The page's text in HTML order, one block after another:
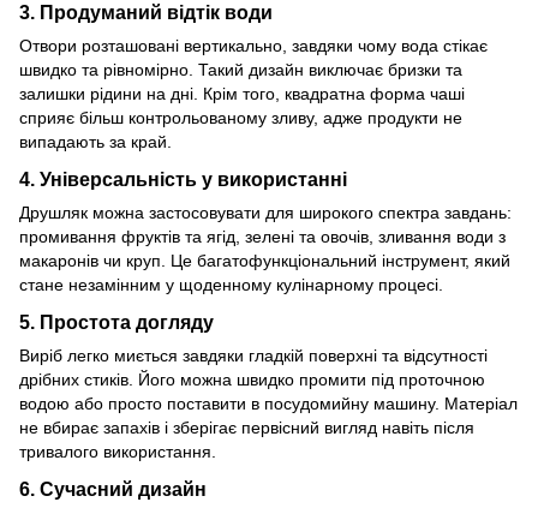
3. Продуманий відтік води
Отвори розташовані вертикально, завдяки чому вода стікає
швидко та рівномірно. Такий дизайн виключає бризки та
залишки рідини на дні. Крім того, квадратна форма чаші
сприяє більш контрольованому зливу, адже продукти не
випадають за край.
4. Універсальність у використанні
Друшляк можна застосовувати для широкого спектра завдань:
промивання фруктів та ягід, зелені та овочів, зливання води з
макаронів чи круп. Це багатофункціональний інструмент, який
стане незамінним у щоденному кулінарному процесі.
5. Простота догляду
Виріб легко миється завдяки гладкій поверхні та відсутності
дрібних стиків. Його можна швидко промити під проточною
водою або просто поставити в посудомийну машину. Матеріал
не вбирає запахів і зберігає первісний вигляд навіть після
тривалого використання.
6. Сучасний дизайн